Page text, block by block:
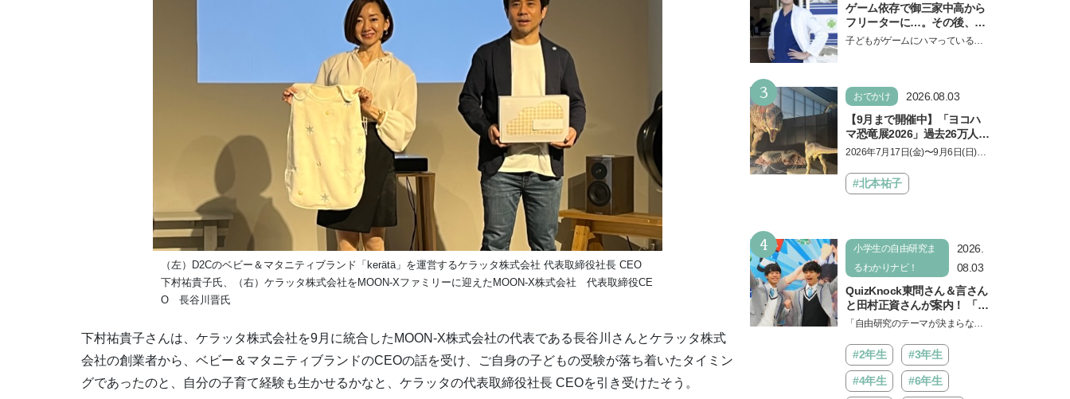
（左）D2Cのベビー＆マタニティブランド「kerätä」を運営するケラッタ株式会社 代表取締役社長 CEO
下村祐貴子氏、（右）ケラッタ株式会社をMOON-Xファミリーに迎えたMOON-X株式会社 代表取締役CE
O ⻑⾕川晋氏
下村祐貴子さんは、ケラッタ株式会社を9月に統合したMOON-X株式会社の代表である長谷川さんとケラッタ株式
会社の創業者から、ベビー＆マタニティブランドのCEOの話を受け、ご自身の子どもの受験が落ち着いたタイミン
グであったのと、自分の子育て経験も生かせるかなと、ケラッタの代表取締役社長 CEOを引き受けたそう。
ゲーム依存で御三家中高から
フリーターに…。その後、医
学部へ逆転合格した現役医師
子どもがゲームにハマっている
3 おでかけ
2026.08.03
【9月まで開催中】「ヨコハ
マ恐竜展2026」過去26万人を
動員した恐竜展が9年ぶりに
しむポイントを完全ガイド
2026年7月17日(金)〜9月6日(日)、
「ヨコハマ恐竜展2026〜恐竜の食
卓大図鑑〜」が開催…
#北本祐子
4
小学生の自由研究ま
るわかりナビ！
2026.
08.03
QuizKnock東問さん＆言さん
と田村正資さんが案内！ 「よ
みうりランド」で遊びながら
ントが開催
「自由研究のテーマが決まらな
ントをくれるイベントが、よみう
りランド「グッジョバ!!…
#2年生 #3年生
#4年生 #6年生